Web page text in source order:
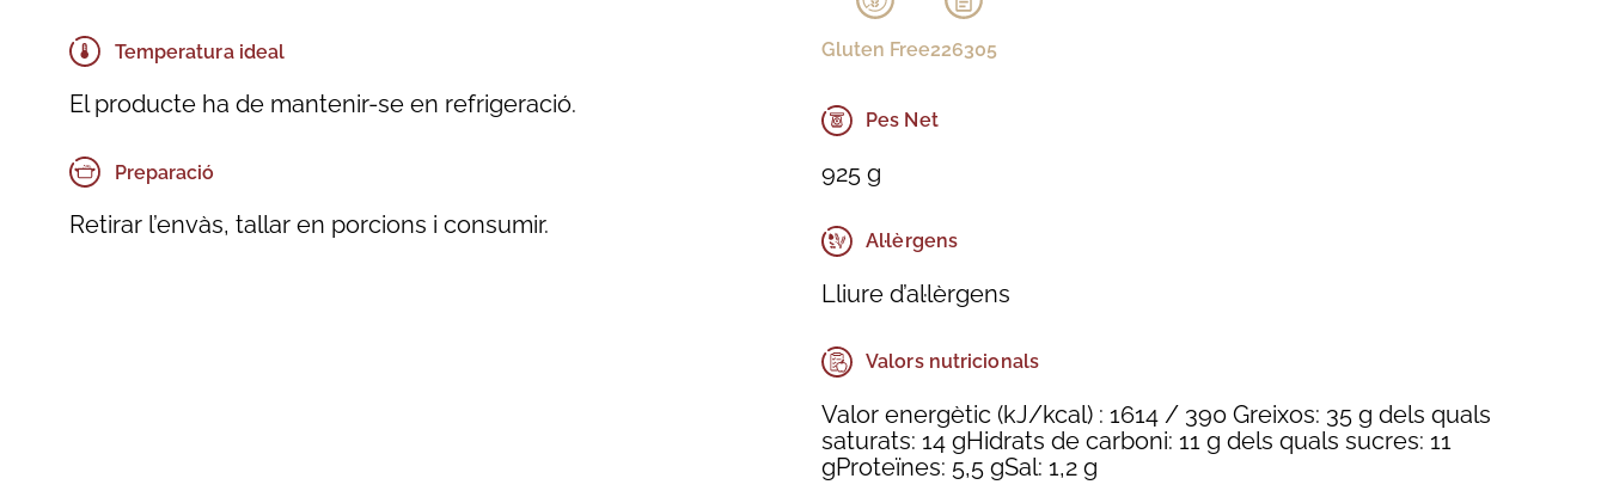
Temperatura ideal
El producte ha de mantenir-se en refrigeració.
Preparació
Retirar l’envàs, tallar en porcions i consumir.
Gluten Free226305
Pes Net
925 g
Al·lèrgens
Lliure d’al·lèrgens
Valors nutricionals
Valor energètic (kJ/kcal) : 1614 / 390 Greixos: 35 g dels quals
saturats: 14 gHidrats de carboni: 11 g dels quals sucres: 11
gProteïnes: 5,5 gSal: 1,2 g